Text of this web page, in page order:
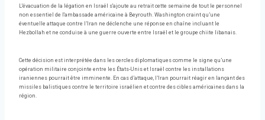
L'évacuation de la légation en Israël s'ajoute au retrait cette semaine de tout le personnel
non essentiel de l'ambassade américaine à Beyrouth. Washington craint qu’une
éventuelle attaque contre l’Iran ne déclenche une réponse en chaîne incluant le
Hezbollah et ne conduise à une guerre ouverte entre Israël et le groupe chiite libanais.
Cette décision est interprétée dans les cercles diplomatiques comme le signe qu’une
opération militaire conjointe entre les États-Unis et Israël contre les installations
iraniennes pourrait être imminente. En cas d’attaque, l’Iran pourrait réagir en lançant des
missiles balistiques contre le territoire israélien et contre des cibles américaines dans la
région.